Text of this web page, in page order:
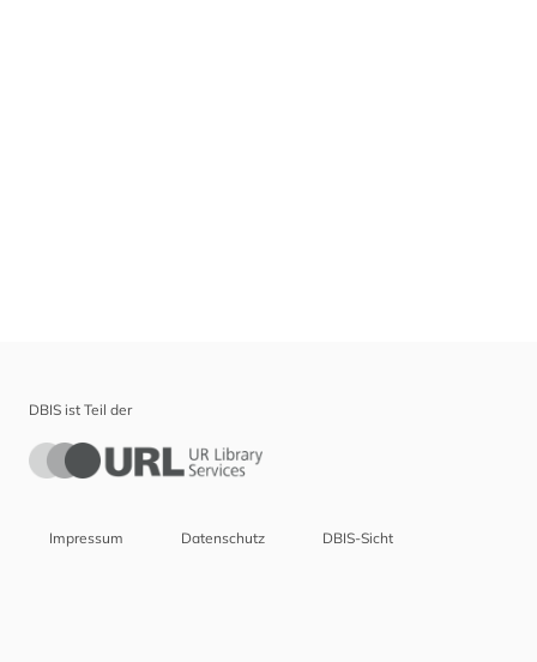
DBIS ist Teil der
Impressum Datenschutz DBIS-Sicht